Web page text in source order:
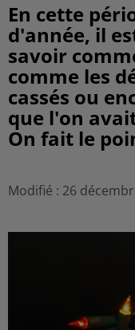
En cette
d'année, il
savoir
comme les
cassés ou
que l'on
On fait le
Modifié : 26